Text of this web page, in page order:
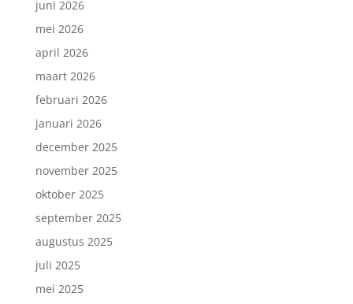
juni 2026
mei 2026
april 2026
maart 2026
februari 2026
januari 2026
december 2025
november 2025
oktober 2025
september 2025
augustus 2025
juli 2025
mei 2025